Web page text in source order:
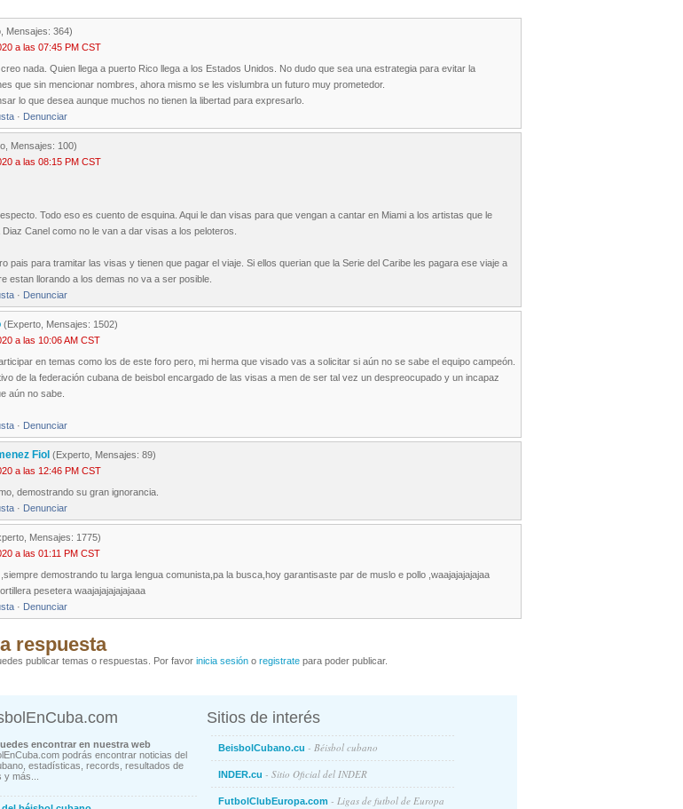
Mensajes: 364)
a las 07:45 PM CST
nada. Quien llega a puerto Rico llega a los Estados Unidos. No dudo que sea una estrategia para evitar la
que sin mencionar nombres, ahora mismo se les vislumbra un futuro muy prometedor.
lo que desea aunque muchos no tienen la libertad para expresarlo.
· Denunciar
Mensajes: 100)
a las 08:15 PM CST
Todo eso es cuento de esquina. Aqui le dan visas para que vengan a cantar en Miami a los artistas que le
Canel como no le van a dar visas a los peloteros.
pais para tramitar las visas y tienen que pagar el viaje. Si ellos querian que la Serie del Caribe les pagara ese viaje a
estan llorando a los demas no va a ser posible.
· Denunciar
(Experto, Mensajes: 1502)
a las 10:06 AM CST
en temas como los de este foro pero, mi herma que visado vas a solicitar si aún no se sabe el equipo campeón.
de la federación cubana de beisbol encargado de las visas a men de ser tal vez un despreocupado y un incapaz
aún no sabe.
· Denunciar
Fiol (Experto, Mensajes: 89)
a las 12:46 PM CST
demostrando su gran ignorancia.
· Denunciar
Mensajes: 1775)
a las 01:11 PM CST
demostrando tu larga lengua comunista,pa la busca,hoy garantisaste par de muslo e pollo ,waajajajajajaa
pesetera waajajajajajajaaa
· Denunciar
respuesta
publicar temas o respuestas. Por favor inicia sesión o registrate para poder publicar.
encontrar en nuestra web
podrás encontrar noticias del
estadísticas, records, resultados de
más...
Sitios de interés
BeisbolCubano.cu - Béisbol cubano
INDER.cu - Sitio Oficial del INDER
FutbolClubEuropa.com - Ligas de futbol de Europa